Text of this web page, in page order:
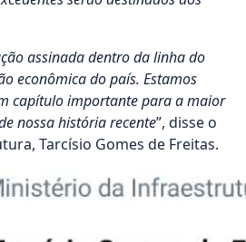
assinada dentro da linha do
econômica do país. Estamos
capítulo importante para a maior
nossa história recente”, disse o
Tarcísio Gomes de Freitas.